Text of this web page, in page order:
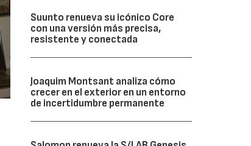
Suunto renueva su icónico Core
con una versión más precisa,
resistente y conectada
Joaquim Montsant analiza cómo
crecer en el exterior en un entorno
de incertidumbre permanente